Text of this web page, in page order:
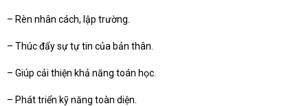
– Rèn nhân cách, lập trường.
– Thúc đẩy sự tự tin của bản thân.
– Giúp cải thiện khả năng toán học.
– Phát triển kỹ năng toàn diện.